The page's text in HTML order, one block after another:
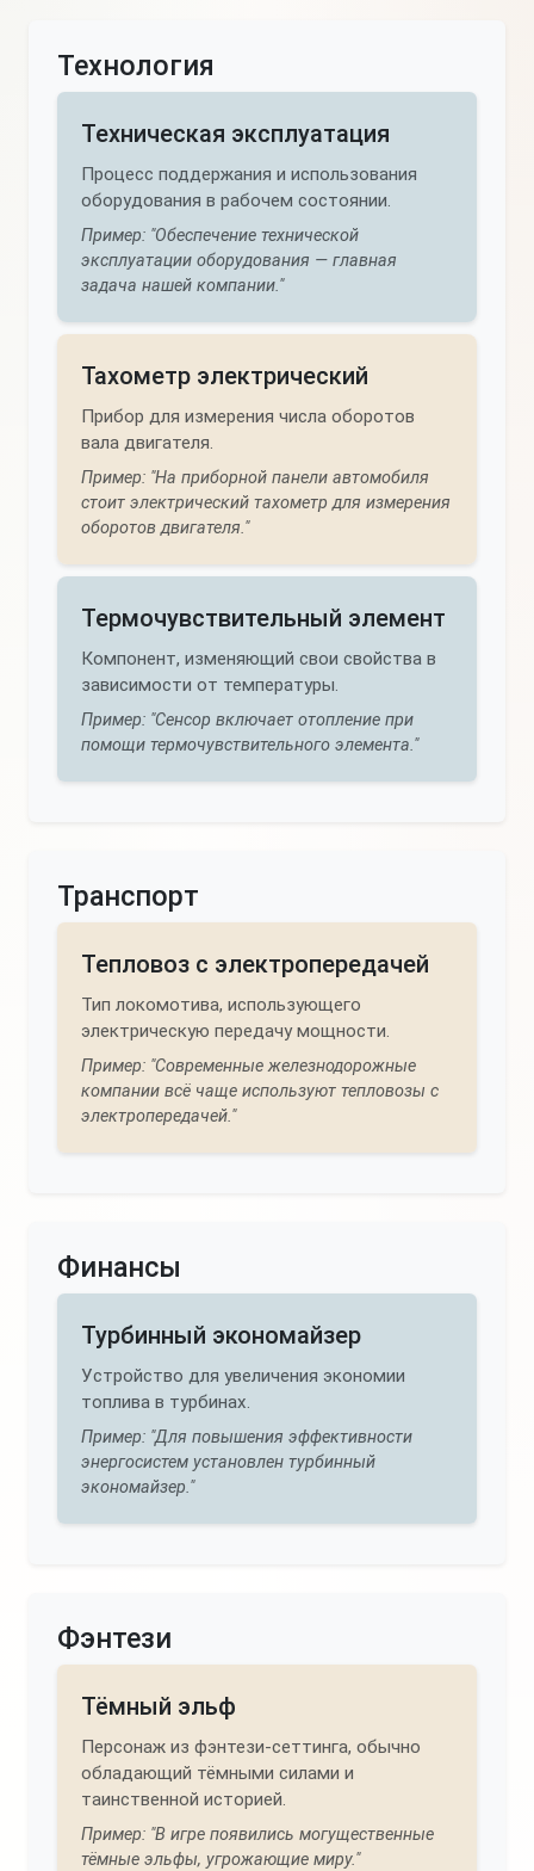
Технология
Техническая эксплуатация
Процесс поддержания и использования
оборудования в рабочем состоянии.
Пример: "Обеспечение технической
эксплуатации оборудования — главная
задача нашей компании."
Тахометр электрический
Прибор для измерения числа оборотов
вала двигателя.
Пример: "На приборной панели автомобиля
стоит электрический тахометр для измерения
оборотов двигателя."
Термочувствительный элемент
Компонент, изменяющий свои свойства в
зависимости от температуры.
Пример: "Сенсор включает отопление при
помощи термочувствительного элемента."
Транспорт
Тепловоз с электропередачей
Тип локомотива, использующего
электрическую передачу мощности.
Пример: "Современные железнодорожные
компании всё чаще используют тепловозы с
электропередачей."
Финансы
Турбинный экономайзер
Устройство для увеличения экономии
топлива в турбинах.
Пример: "Для повышения эффективности
энергосистем установлен турбинный
экономайзер."
Фэнтези
Тёмный эльф
Персонаж из фэнтези-сеттинга, обычно
обладающий тёмными силами и
таинственной историей.
Пример: "В игре появились могущественные
тёмные эльфы, угрожающие миру."